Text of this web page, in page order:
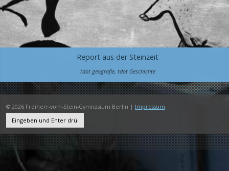
Report aus der Steinzeit
tdot geografie, tdot Geschichte
© 2026 Freiherr-vom-Stein-Gymnasium Berlin | Impressum